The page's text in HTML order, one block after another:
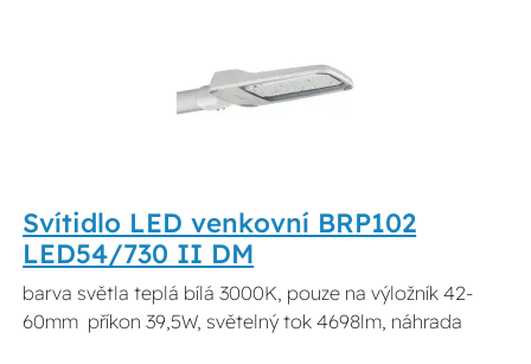
Svítidlo LED venkovní BRP102
LED54/730 II DM
barva světla teplá bílá 3000K, pouze na výložník 42-
60mm příkon 39,5W, světelný tok 4698lm, náhrada